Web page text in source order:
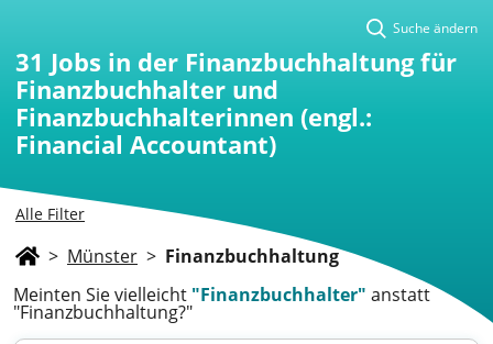
Alle Filter
Suche ändern
31 Jobs in der Finanzbuchhaltung für
Finanzbuchhalter und
Finanzbuchhalterinnen (engl.:
Financial Accountant)
> Münster > Finanzbuchhaltung
Meinten Sie vielleicht "Finanzbuchhalter" anstatt
"Finanzbuchhaltung?"